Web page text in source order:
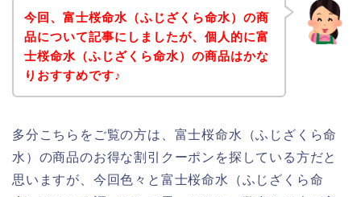
今回、富士桜命水（ふじざくら命水）の商
品について記事にしましたが、個人的に富
士桜命水（ふじざくら命水）の商品はかな
りおすすめです♪
多分こちらをご覧の方は、富士桜命水（ふじざくら命
水）の商品のお得な割引クーポンを探している方だと
思いますが、今回色々と富士桜命水（ふじざくら命